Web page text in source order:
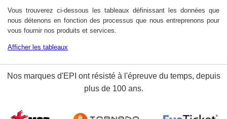
Vous trouverez ci-dessous les tableaux définissant les données que
nous détenons en fonction des processus que nous entreprenons pour
vous fournir nos produits et services.
Afficher les tableaux
Nos marques d'EPI ont résisté à l'épreuve du temps, depuis
plus de 100 ans.